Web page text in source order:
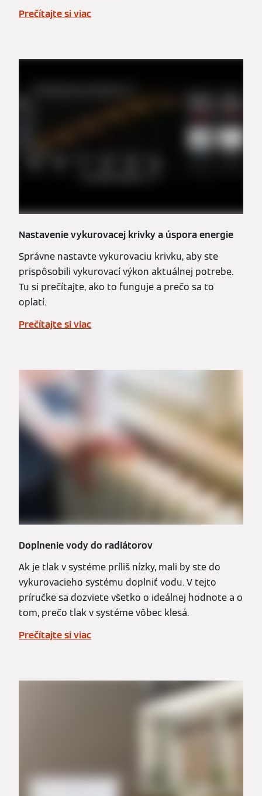
Prečítajte si viac
Nastavenie vykurovacej krivky a úspora energie
Správne nastavte vykurovaciu krivku, aby ste
prispôsobili vykurovací výkon aktuálnej potrebe.
Tu si prečítajte, ako to funguje a prečo sa to
oplatí.
Prečítajte si viac
Doplnenie vody do radiátorov
Ak je tlak v systéme príliš nízky, mali by ste do
vykurovacieho systému doplniť vodu. V tejto
príručke sa dozviete všetko o ideálnej hodnote a o
tom, prečo tlak v systéme vôbec klesá.
Prečítajte si viac